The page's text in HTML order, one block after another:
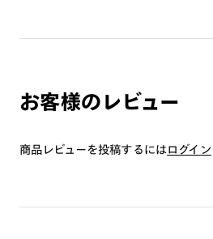
お客様のレビュー
商品レビューを投稿するには ログイン